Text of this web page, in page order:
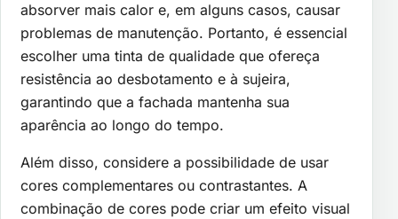
absorver mais calor e, em alguns casos, causar
problemas de manutenção. Portanto, é essencial
escolher uma tinta de qualidade que ofereça
resistência ao desbotamento e à sujeira,
garantindo que a fachada mantenha sua
aparência ao longo do tempo.
Além disso, considere a possibilidade de usar
cores complementares ou contrastantes. A
combinação de cores pode criar um efeito visual